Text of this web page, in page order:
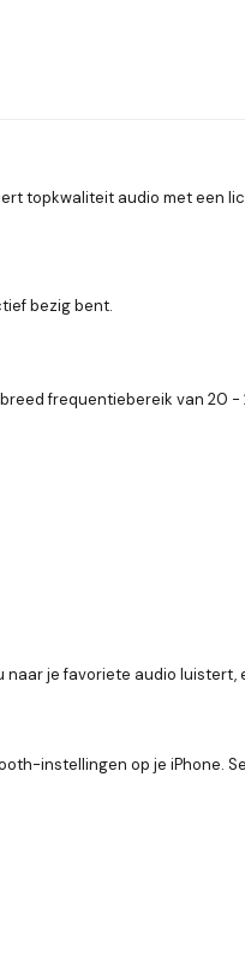
topkwaliteit audio met een
bezig bent.
frequentiebereik van 20 -
je favoriete audio
instellingen op je iPhone.